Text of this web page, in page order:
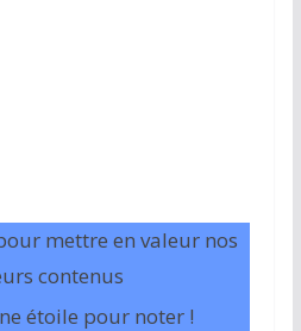
mettre en valeur nos
contenus
étoile pour noter !